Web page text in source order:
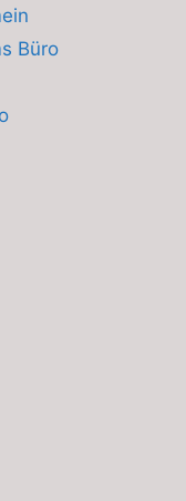
Büro